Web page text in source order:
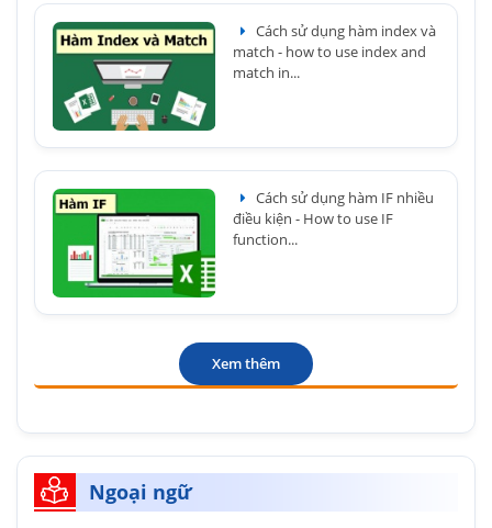
Cách sử dụng hàm index và
match - how to use index and
match in...
Cách sử dụng hàm IF nhiều
điều kiện - How to use IF
function...
Xem thêm
Ngoại ngữ